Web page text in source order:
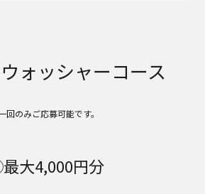
ォッシャーコース
のみご応募可能です。
大4,000円分